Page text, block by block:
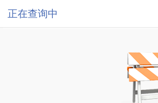
正在查询中